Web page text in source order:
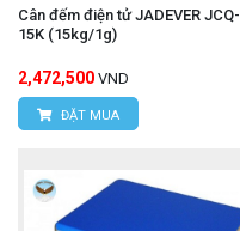
Cân đếm điện tử JADEVER JCQ-
15K (15kg/1g)
2,472,500 VND
ĐẶT MUA